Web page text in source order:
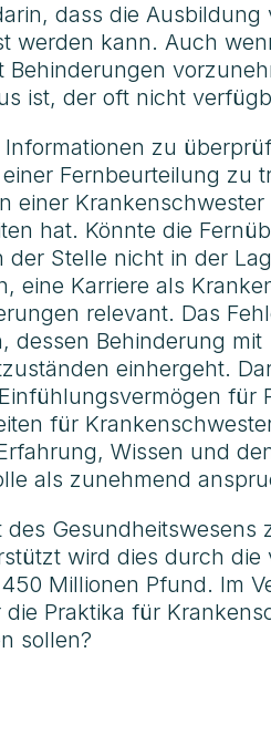
dass die
werden kann. Auch
Behinderungen
ist, der oft nicht
zu
Fernbeurteilung zu
einer
hat. Könnte die
Stelle nicht in der
eine Karriere als
relevant. Das
dessen Behinderung mit
einhergeht.
für
für
Wissen und
als zunehmend
Gesundheitswesens
wird dies durch die
Millionen Pfund. Im
Praktika für
sollen?